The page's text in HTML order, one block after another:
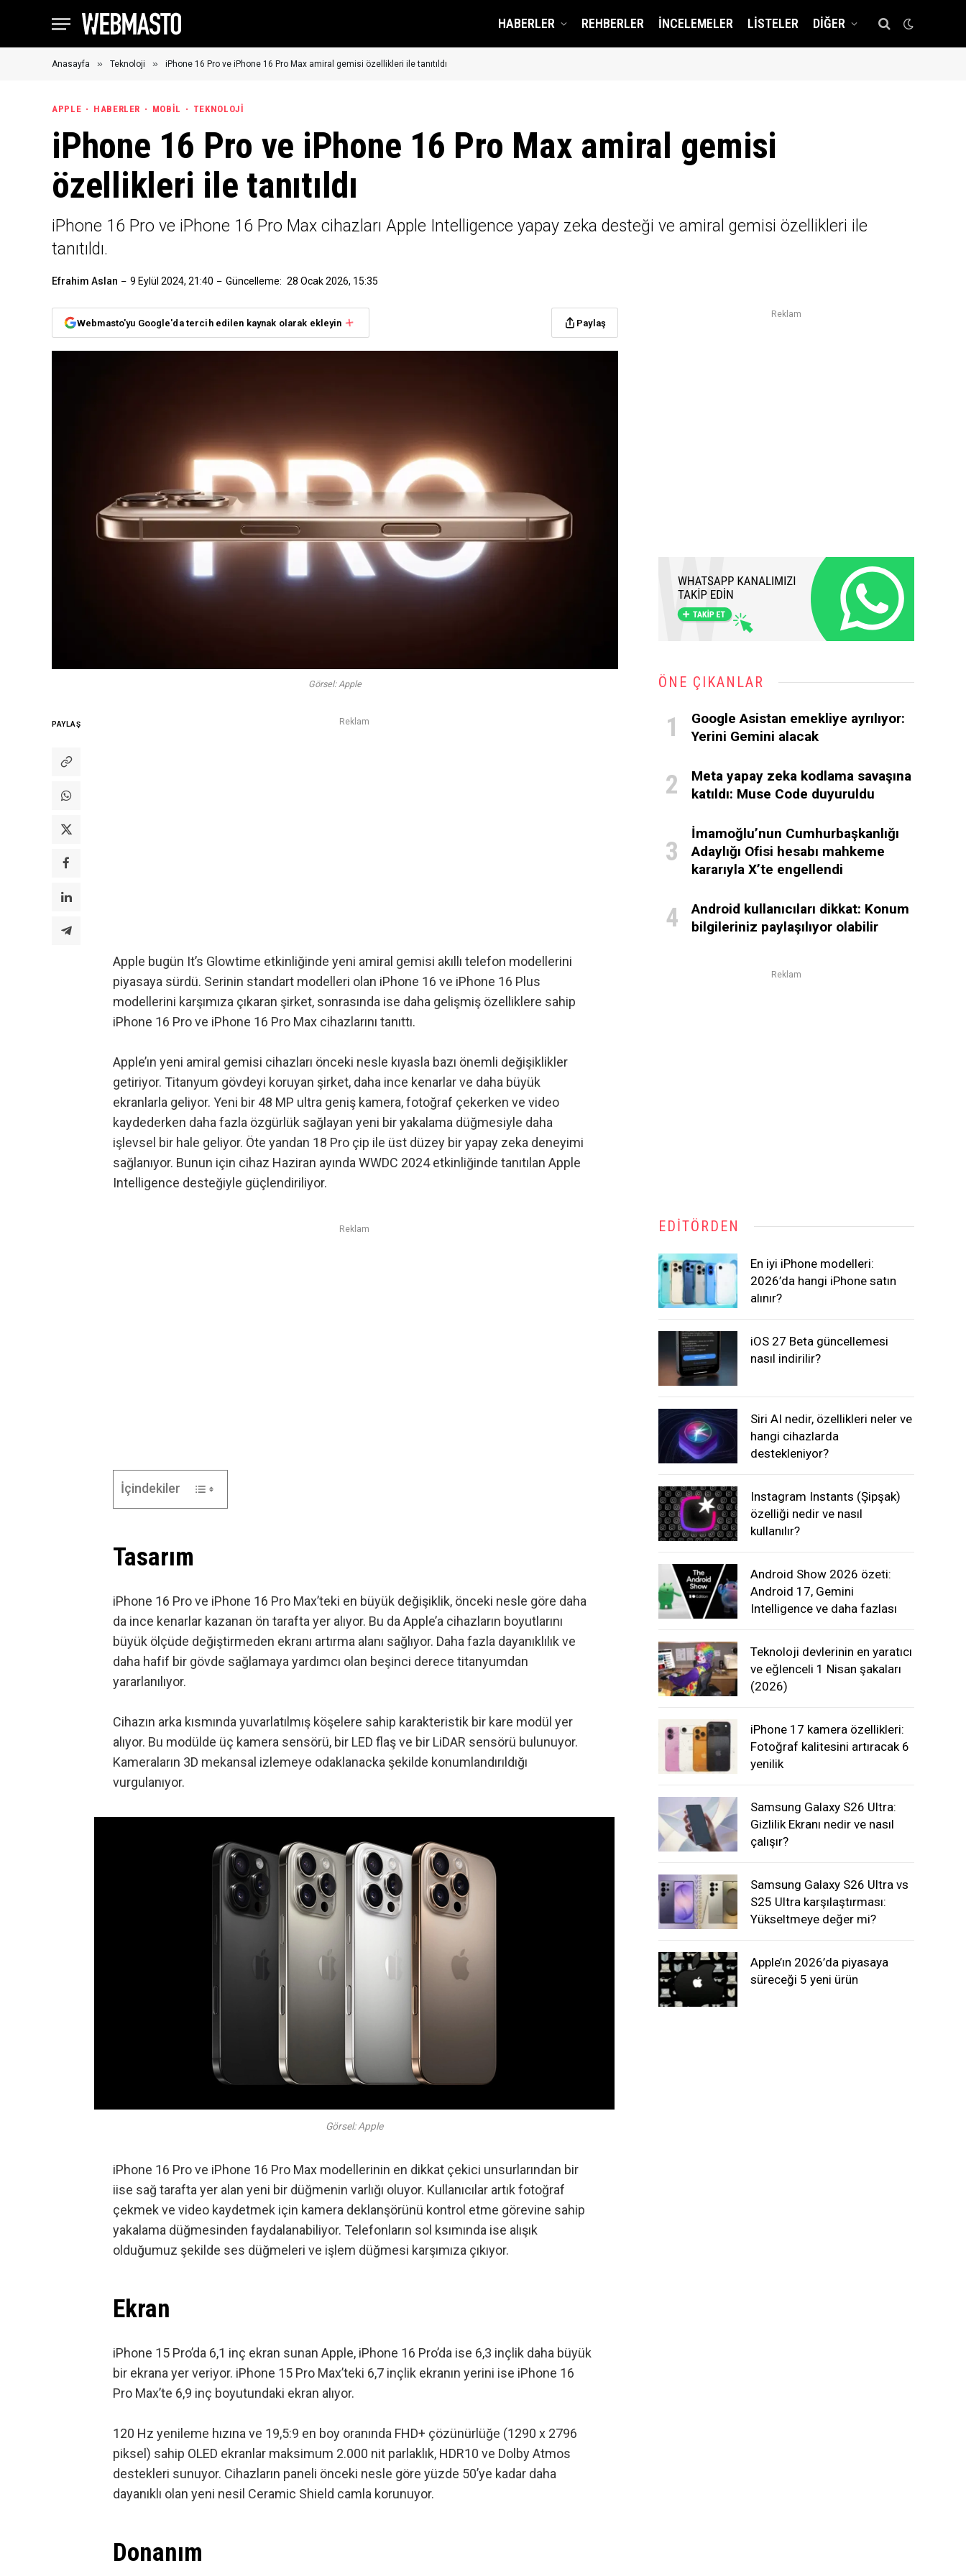
HABERLER REHBERLER İNCELEMELER LISTELER DIĞER
Anasayfa » Teknoloji » iPhone 16 Pro ve iPhone 16 Pro Max amiral gemisi özellikleri ile tanıtıldı
APPLE HABERLER MOBIL TEKNOLOJI
iPhone 16 Pro ve iPhone 16 Pro Max amiral gemisi
özellikleri ile tanıtıldı
iPhone 16 Pro ve iPhone 16 Pro Max cihazları Apple Intelligence yapay zeka desteği ve amiral gemisi özellikleri ile
tanıtıldı.
Efrahim Aslan 9 Eylül 2024, 21:40 Güncelleme: 28 Ocak 2026, 15:35
Webmasto'yu Google'da tercih edilen kaynak olarak ekleyin Paylaş
Görsel: Apple
PAYLAŞ Reklam
Apple bugün It’s Glowtime etkinliğinde yeni amiral gemisi akıllı telefon modellerini
piyasaya sürdü. Serinin standart modelleri olan iPhone 16 ve iPhone 16 Plus
modellerini karşımıza çıkaran şirket, sonrasında ise daha gelişmiş özelliklere sahip
iPhone 16 Pro ve iPhone 16 Pro Max cihazlarını tanıttı.
Apple’ın yeni amiral gemisi cihazları önceki nesle kıyasla bazı önemli değişiklikler
getiriyor. Titanyum gövdeyi koruyan şirket, daha ince kenarlar ve daha büyük
ekranlarla geliyor. Yeni bir 48 MP ultra geniş kamera, fotoğraf çekerken ve video
kaydederken daha fazla özgürlük sağlayan yeni bir yakalama düğmesiyle daha
işlevsel bir hale geliyor. Öte yandan 18 Pro çip ile üst düzey bir yapay zeka deneyimi
sağlanıyor. Bunun için cihaz Haziran ayında WWDC 2024etkinliğinde tanıtılan Apple
Intelligence desteğiyle güçlendiriliyor.
Reklam
İçindekiler
Tasarım
iPhone 16 Pro ve iPhone 16 Pro Max’teki en büyük değişiklik, önceki nesle göre daha
da ince kenarlar kazanan ön tarafta yer alıyor. Bu da Apple’a cihazların boyutlarını
büyük ölçüde değiştirmeden ekranı artırma alanı sağlıyor. Daha fazla dayanıklılık ve
daha hafif bir gövde sağlamaya yardımcı olan beşinci derece titanyumdan
yararlanılıyor.
Cihazın arka kısmında yuvarlatılmış köşelere sahip karakteristik bir kare modül yer
alıyor. Bu modülde üç kamera sensörü, bir LED flaş ve bir LiDAR sensörü bulunuyor.
Kameraların 3D mekansal izlemeye odaklanacka şekilde konumlandırıldığı
vurgulanıyor.
Görsel: Apple
iPhone 16 Pro ve iPhone 16 Pro Max modellerinin en dikkat çekici unsurlarından bir
iise sağ tarafta yer alan yeni bir düğmenin varlığı oluyor. Kullanıcılar artık fotoğraf
çekmek ve video kaydetmek için kamera deklanşörünü kontrol etme görevine sahip
yakalama düğmesinden faydalanabiliyor. Telefonların sol ksımında ise alışık
olduğumuz şekilde ses düğmeleri ve işlem düğmesi karşımıza çıkıyor.
Ekran
iPhone 15 Pro’da 6,1 inç ekran sunan Apple, iPhone 16 Pro’da ise 6,3 inçlik daha büyük
bir ekrana yer veriyor. iPhone 15 Pro Max’teki 6,7 inçlik ekranın yerini ise iPhone 16
Pro Max’te 6,9 inç boyutundaki ekran alıyor.
120 Hz yenileme hızına ve 19,5:9 en boy oranında FHD+ çözünürlüğe (1290 x 2796
piksel) sahip OLED ekranlar maksimum 2.000 nit parlaklık, HDR10 ve Dolby Atmos
destekleri sunuyor. Cihazların paneli önceki nesle göre yüzde 50’ye kadar daha
dayanıklı olan yeni nesil Ceramic Shield camla korunuyor.
Donanım
Reklam
ÖNE ÇIKANLAR
Google Asistan emekliye ayrılıyor:
Yerini Gemini alacak
Meta yapay zeka kodlama savaşına
katıldı: Muse Code duyuruldu
İmamoğlu’nun Cumhurbaşkanlığı
Adaylığı Ofisi hesabı mahkeme
kararıyla X’te engellendi
Android kullanıcıları dikkat: Konum
bilgileriniz paylaşılıyor olabilir
Reklam
EDITÖRDEN
En iyi iPhone modelleri:
2026’da hangi iPhone satın
alınır?
iOS 27 Beta güncellemesi
nasıl indirilir?
Siri AI nedir, özellikleri neler ve
hangi cihazlarda
destekleniyor?
Instagram Instants (Şipşak)
özelliği nedir ve nasıl
kullanılır?
Android Show 2026 özeti:
Android 17, Gemini
Intelligence ve daha fazlası
Teknoloji devlerinin en yaratıcı
ve eğlenceli 1 Nisan şakaları
(2026)
iPhone 17 kamera özellikleri:
Fotoğraf kalitesini artıracak 6
yenilik
Samsung Galaxy S26 Ultra:
Gizlilik Ekranı nedir ve nasıl
çalışır?
Samsung Galaxy S26 Ultra vs
S25 Ultra karşılaştırması:
Yükseltmeye değer mi?
Apple’ın 2026’da piyasaya
süreceği 5 yeni ürün